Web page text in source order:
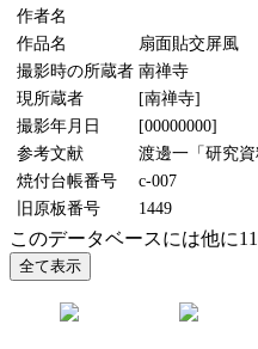
作者名
作品名
扇面貼交屏風
撮影時の所蔵者 南禅寺
現所蔵者
[南禅寺]
撮影年月日
[00000000]
参考文献
渡邊一「研究
焼付台帳番号
c-007
旧原板番号
1449
このデータベースには他に